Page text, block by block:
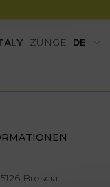
ZUNGE
Brescia